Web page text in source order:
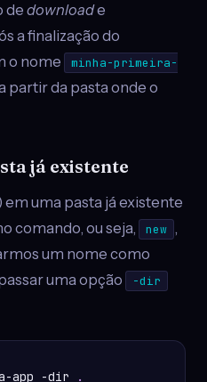
de downloade
a finalização do
o nome
minha-primeira-
partir da pasta onde o
já existente
em uma pasta já existente
comando, ou seja,
new ,
um nome como
uma opção
-dir
app -dir .